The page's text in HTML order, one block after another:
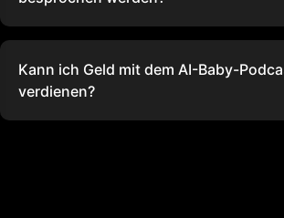
Kann ich Geld mit dem AI-Baby-
verdienen?